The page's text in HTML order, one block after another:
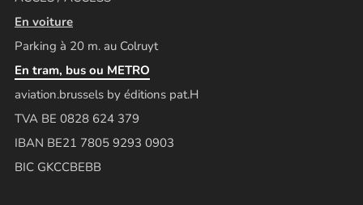
En voiture
Parking à 20 m. au Colruyt
En tram, bus ou METRO
aviation.brussels by éditions pat.H
TVA BE 0828 624 379
IBAN BE21 7805 9293 0903
BIC GKCCBEBB